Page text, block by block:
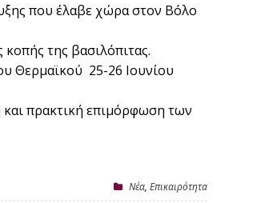
που έλαβε χώρα στον Βόλο
της βασιλόπιτας.
Θερμαϊκού 25-26 Ιουνίου
πρακτική επιμόρφωση των
Nέα, Επικαιρότητα